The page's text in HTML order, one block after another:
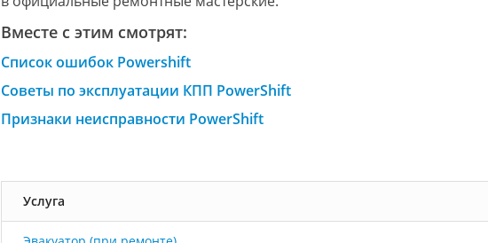
Вместе с этим смотрят:
Список ошибок Powershift
Советы по эксплуатации КПП PowerShift
Признаки неисправности PowerShift
Услуга